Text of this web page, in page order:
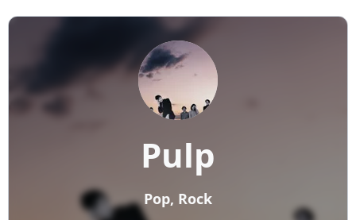
Pulp
Pop, Rock